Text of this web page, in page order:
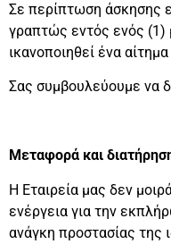
Σε περίπτωση άσκησης
γραπτώς εντός ενός (1)
ικανοποιηθεί ένα
Σας συμβουλεύουμε να
Μεταφορά και
Η Εταιρεία μας δεν
ενέργεια για την
ανάγκη προστασίας